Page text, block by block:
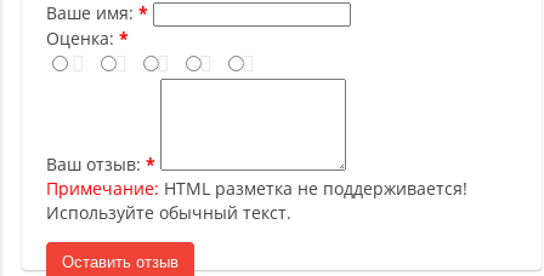
Ваше имя:
Оценка:
Ваш отзыв:
Примечание: HTML разметка не поддерживается!
Используйте обычный текст.
Оставить отзыв